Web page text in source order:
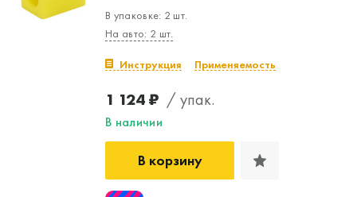
В упаковке: 2 шт.
На авто: 2 шт.
Инструкция Применяемость
1 124 ₽ / упак.
В наличии
В корзину